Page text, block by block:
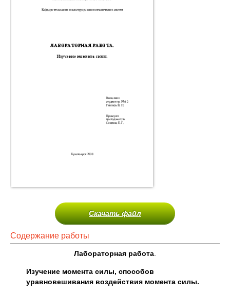
Скачать файл
Содержание работы
Лабораторная работа
Изучение момента силы, способов
уравновешивания воздействия момента силы.